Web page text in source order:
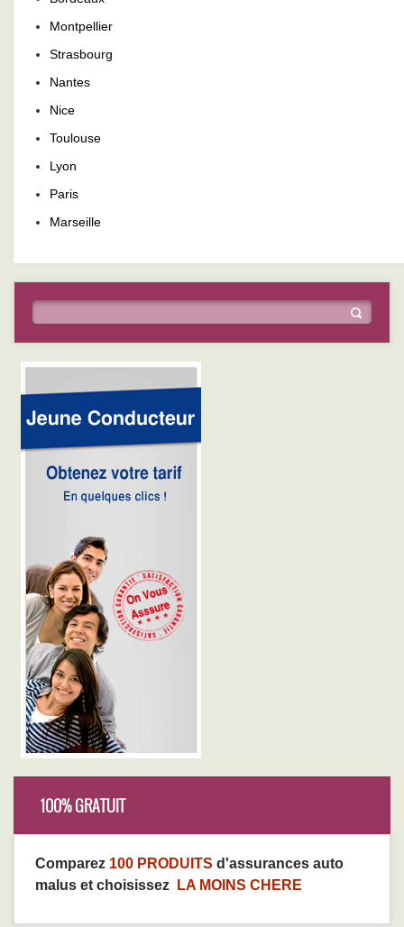
Montpellier
Strasbourg
Nantes
Nice
Toulouse
Lyon
Paris
Marseille
100% GRATUIT
Comparez 100 PRODUITS d'assurances auto
malus et choisissez
LA MOINS CHERE